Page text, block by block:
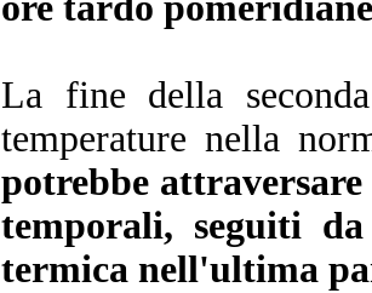
La fine della
temperature nella
potrebbe
temporali, seguiti
termica nell'ultima